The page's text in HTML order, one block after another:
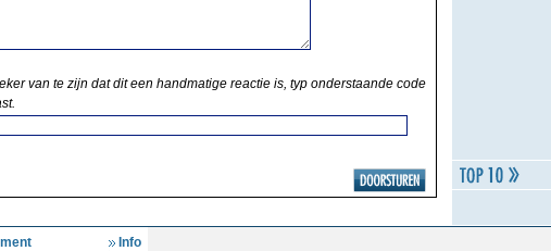
van te zijn dat dit een handmatige reactie is, typ onderstaande code
Info